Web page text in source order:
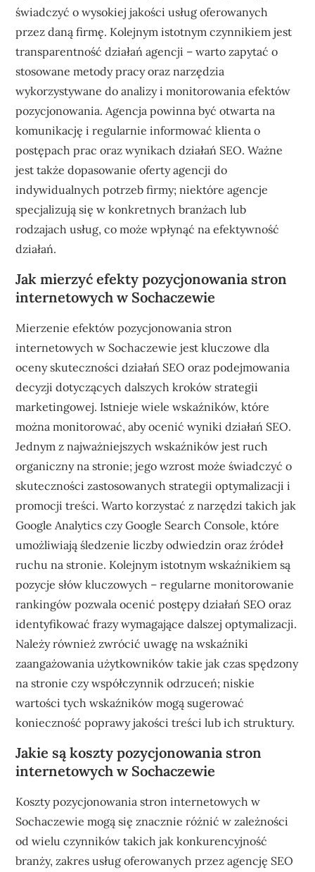
świadczyć o wysokiej jakości usług oferowanych
przez daną firmę. Kolejnym istotnym czynnikiem jest
transparentność działań agencji – warto zapytać o
stosowane metody pracy oraz narzędzia
wykorzystywane do analizy i monitorowania efektów
pozycjonowania. Agencja powinna być otwarta na
komunikację i regularnie informować klienta o
postępach prac oraz wynikach działań SEO. Ważne
jest także dopasowanie oferty agencji do
indywidualnych potrzeb firmy; niektóre agencje
specjalizują się w konkretnych branżach lub
rodzajach usług, co może wpłynąć na efektywność
działań.
Jak mierzyć efekty pozycjonowania stron
internetowych w Sochaczewie
Mierzenie efektów pozycjonowania stron
internetowych w Sochaczewie jest kluczowe dla
oceny skuteczności działań SEO oraz podejmowania
decyzji dotyczących dalszych kroków strategii
marketingowej. Istnieje wiele wskaźników, które
można monitorować, aby ocenić wyniki działań SEO.
Jednym z najważniejszych wskaźników jest ruch
organiczny na stronie; jego wzrost może świadczyć o
skuteczności zastosowanych strategii optymalizacji i
promocji treści. Warto korzystać z narzędzi takich jak
Google Analytics czy Google Search Console, które
umożliwiają śledzenie liczby odwiedzin oraz źródeł
ruchu na stronie. Kolejnym istotnym wskaźnikiem są
pozycje słów kluczowych – regularne monitorowanie
rankingów pozwala ocenić postępy działań SEO oraz
identyfikować frazy wymagające dalszej optymalizacji.
Należy również zwrócić uwagę na wskaźniki
zaangażowania użytkowników takie jak czas spędzony
na stronie czy współczynnik odrzuceń; niskie
wartości tych wskaźników mogą sugerować
konieczność poprawy jakości treści lub ich struktury.
Jakie są koszty pozycjonowania stron
internetowych w Sochaczewie
Koszty pozycjonowania stron internetowych w
Sochaczewie mogą się znacznie różnić w zależności
od wielu czynników takich jak konkurencyjność
branży, zakres usług oferowanych przez agencję SEO